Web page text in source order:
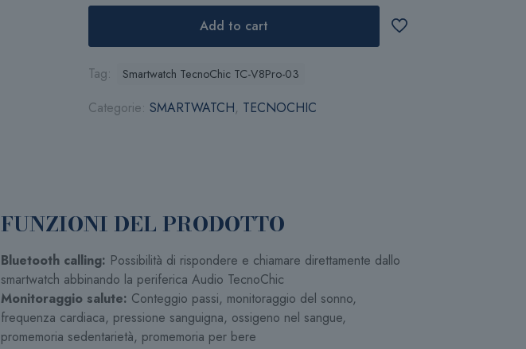
Add to cart
Tag: Smartwatch TecnoChic TC-V8Pro-03
Categorie: SMARTWATCH, TECNOCHIC
FUNZIONI DEL PRODOTTO
Bluetooth calling: Possibilità di rispondere e chiamare direttamente dallo
smartwatch abbinando la periferica Audio TecnoChic
Monitoraggio salute: Conteggio passi, monitoraggio del sonno,
frequenza cardiaca, pressione sanguigna, ossigeno nel sangue,
promemoria sedentarietà, promemoria per bere